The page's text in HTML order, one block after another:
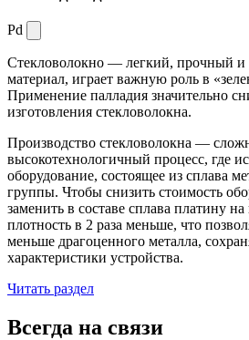
Pd
Стекловолокно — легкий, прочный и
материал, играет важную роль в
Применение палладия значительно
изготовления стекловолокна.
Производство стекловолокна —
высокотехнологичный процесс, где
оборудование, состоящее из сплава
группы. Чтобы снизить стоимость
заменить в составе сплава платину
плотность в 2 раза меньше, что
меньше драгоценного металла,
характеристики устройства.
Читать раздел
Всегда на связи